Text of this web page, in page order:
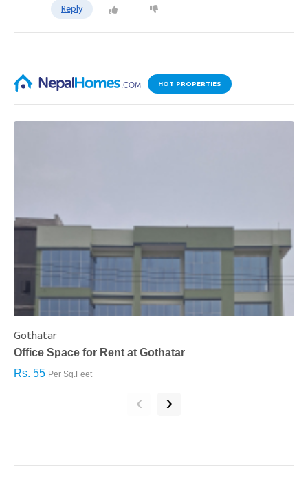
Reply
HOT PROPERTIES
Gothatar
Office Space for Rent at Gothatar
Rs. 55 Per Sq.Feet
‹ ›